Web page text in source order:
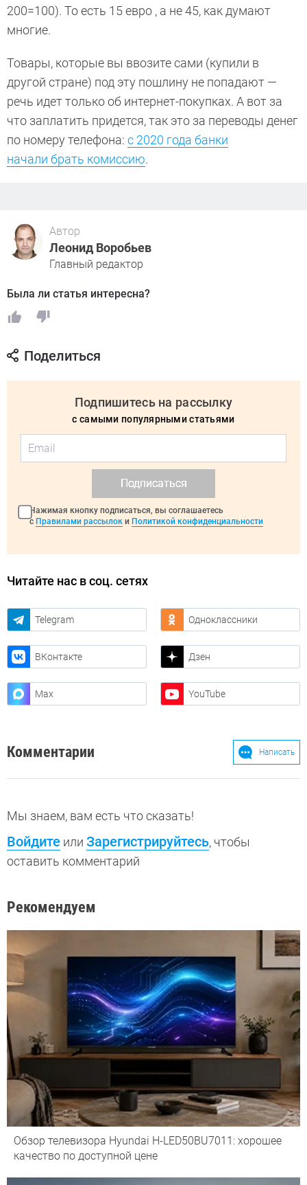
200=100). То есть 15 евро , а не 45, как думают
многие.
Товары, которые вы ввозите сами (купили в
другой стране) под эту пошлину не попадают —
речь идет только об интернет-покупках. А вот за
что заплатить придется, так это за переводы денег
по номеру телефона: с 2020 года банки
начали брать комиссию.
Автор
Леонид Воробьев
Главный редактор
Была ли статья интересна?
Поделиться
Подпишитесь на рассылку
с самыми популярными статьями
Подписаться
Нажимая кнопку подписаться, вы соглашаетесь
с Правилами рассылок и Политикой конфиденциальности
Читайте нас в соц. сетях
Telegram Одноклассники
ВКонтакте Дзен
Max YouTube
Комментарии Написать
Мы знаем, вам есть что сказать!
Войдите или Зарегистрируйтесь, чтобы
оставить комментарий
Рекомендуем
Обзор телевизора Hyundai H-LED50BU7011: хорошее
качество по доступной цене